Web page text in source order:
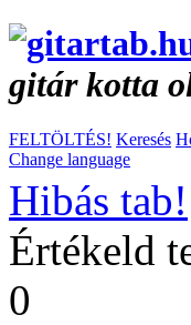
gitár kotta
FELTÖLTÉS! Keresés
Change language
Hibás tab!
Értékeld
0